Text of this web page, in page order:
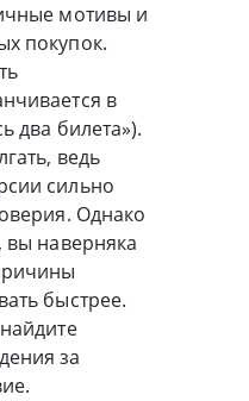
мотивы и
покупок.
в
два билета»).
ведь
сильно
Однако
вы наверняка
быстрее.
за